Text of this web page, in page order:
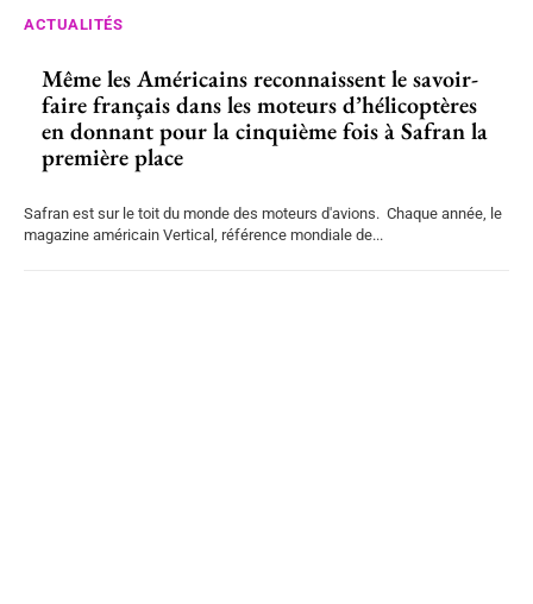
ACTUALITÉS
Même les Américains reconnaissent le savoir-
faire français dans les moteurs d’hélicoptères
en donnant pour la cinquième fois à Safran la
première place
Safran est sur le toit du monde des moteurs d'avions. Chaque année, le
magazine américain Vertical, référence mondiale de...